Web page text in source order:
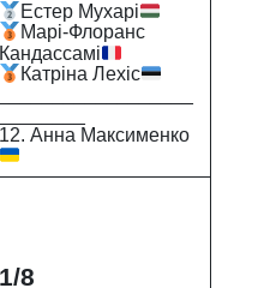
Естер Мухарі
Марі‑Флоранс
Кандассамі
Катріна Лехіс
12. Анна Максименко
1/8